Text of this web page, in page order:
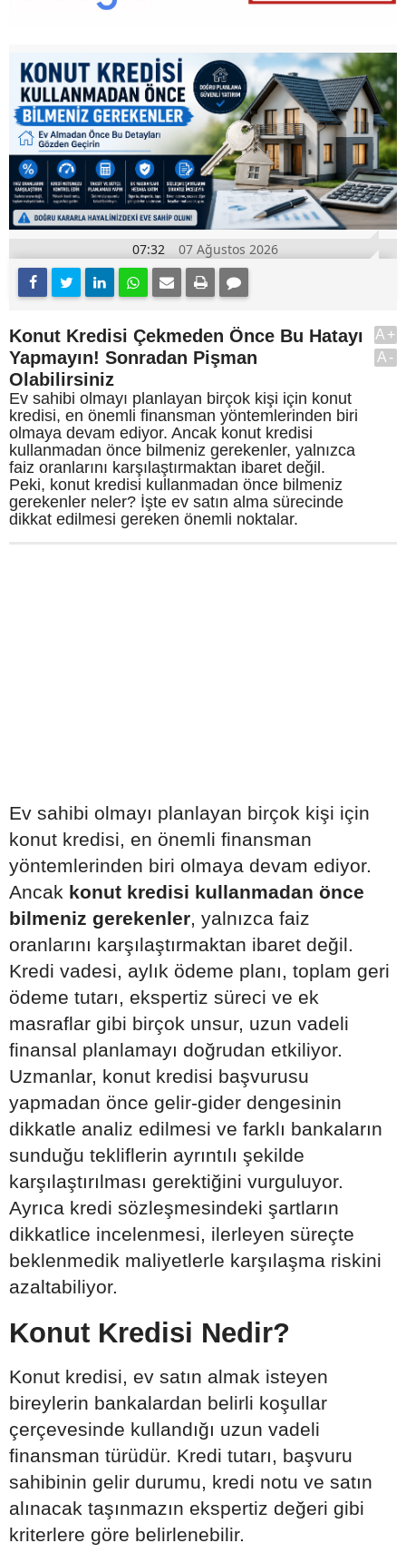
07:32 07 Ağustos 2026
Konut Kredisi Çekmeden Önce Bu Hatayı
Yapmayın! Sonradan Pişman
Olabilirsiniz
Ev sahibi olmayı planlayan birçok kişi için konut
kredisi, en önemli finansman yöntemlerinden biri
olmaya devam ediyor. Ancak konut kredisi
kullanmadan önce bilmeniz gerekenler, yalnızca
faiz oranlarını karşılaştırmaktan ibaret değil.
Peki, konut kredisi kullanmadan önce bilmeniz
gerekenler neler? İşte ev satın alma sürecinde
dikkat edilmesi gereken önemli noktalar.
A+
A-
Ev sahibi olmayı planlayan birçok kişi için
konut kredisi, en önemli finansman
yöntemlerinden biri olmaya devam ediyor.
Ancak konut kredisi kullanmadan önce
bilmeniz gerekenler , yalnızca faiz
oranlarını karşılaştırmaktan ibaret değil.
Kredi vadesi, aylık ödeme planı, toplam geri
ödeme tutarı, ekspertiz süreci ve ek
masraflar gibi birçok unsur, uzun vadeli
finansal planlamayı doğrudan etkiliyor.
Uzmanlar, konut kredisi başvurusu
yapmadan önce gelir-gider dengesinin
dikkatle analiz edilmesi ve farklı bankaların
sunduğu tekliflerin ayrıntılı şekilde
karşılaştırılması gerektiğini vurguluyor.
Ayrıca kredi sözleşmesindeki şartların
dikkatlice incelenmesi, ilerleyen süreçte
beklenmedik maliyetlerle karşılaşma riskini
azaltabiliyor.
Konut Kredisi Nedir?
Konut kredisi, ev satın almak isteyen
bireylerin bankalardan belirli koşullar
çerçevesinde kullandığı uzun vadeli
finansman türüdür. Kredi tutarı, başvuru
sahibinin gelir durumu, kredi notu ve satın
alınacak taşınmazın ekspertiz değeri gibi
kriterlere göre belirlenebilir.